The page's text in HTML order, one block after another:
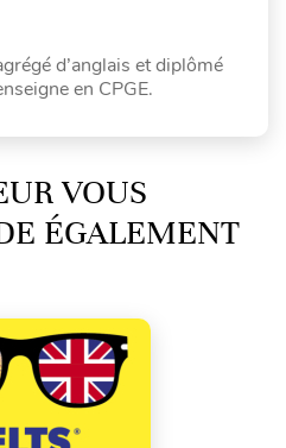
d’anglais et diplômé
en CPGE.
VOUS
ÉGALEMENT